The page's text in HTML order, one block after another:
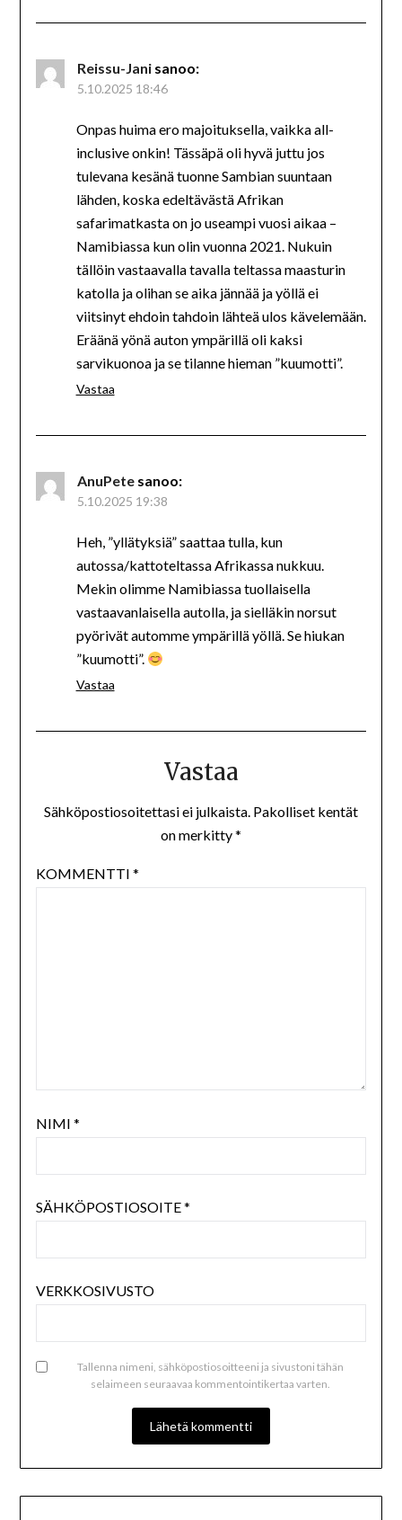
Reissu-Jani sanoo:
5.10.2025 18:46
Onpas huima ero majoituksella, vaikka all-
inclusive onkin! Tässäpä oli hyvä juttu jos
tulevana kesänä tuonne Sambian suuntaan
lähden, koska edeltävästä Afrikan
safarimatkasta on jo useampi vuosi aikaa –
Namibiassa kun olin vuonna 2021. Nukuin
tällöin vastaavalla tavalla teltassa maasturin
katolla ja olihan se aika jännää ja yöllä ei
viitsinyt ehdoin tahdoin lähteä ulos kävelemään.
Eräänä yönä auton ympärillä oli kaksi
sarvikuonoa ja se tilanne hieman ”kuumotti”.
Vastaa
AnuPete sanoo:
5.10.2025 19:38
Heh, ”yllätyksiä” saattaa tulla, kun
autossa/kattoteltassa Afrikassa nukkuu.
Mekin olimme Namibiassa tuollaisella
vastaavanlaisella autolla, ja sielläkin norsut
pyörivät automme ympärillä yöllä. Se hiukan
”kuumotti”.
Vastaa
Vastaa
Sähköpostiosoitettasi ei julkaista. Pakolliset kentät
on merkitty*
KOMMENTTI *
NIMI *
SÄHKÖPOSTIOSOITE*
VERKKOSIVUSTO
Tallenna nimeni, sähköpostiosoitteeni ja sivustoni tähän
selaimeen seuraavaa kommentointikertaa varten.